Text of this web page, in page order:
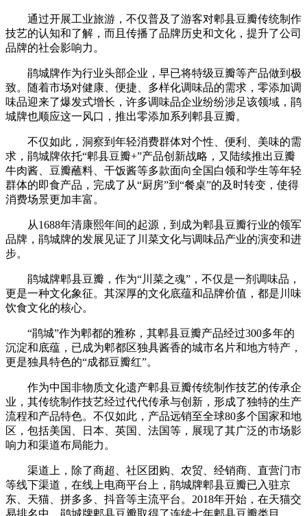
通过开展工业旅游，不仅普及了游客对郫县豆瓣传统制作
技艺的认知和了解，而且传播了品牌历史和文化，提升了公司
品牌的社会影响力。
鹃城牌作为行业头部企业，早已将特级豆瓣等产品做到极
致。随着市场对健康、便捷、多样化调味品的需求，零添加调
味品迎来了爆发式增长，许多调味品企业纷纷涉足该领域，鹃
城牌也顺应这一风口，推出零添加系列郫县豆瓣。
不仅如此，洞察到年轻消费群体对个性、便利、美味的需
求，鹃城牌依托“郫县豆瓣+”产品创新战略，又陆续推出豆瓣
牛肉酱、豆瓣蘸料、干饭酱等多款面向全国白领和学生等年轻
群体的即食产品，完成了从“厨房”到“餐桌”的及时转变，使得
消费场景更加丰富。
从1688年清康熙年间的起源，到成为郫县豆瓣行业的领军
品牌，鹃城牌的发展见证了川菜文化与调味品产业的演变和进
步。
鹃城牌郫县豆瓣，作为“川菜之魂”，不仅是一剂调味品，
更是一种文化象征。其深厚的文化底蕴和品牌价值，都是川味
饮食文化的核心。
“鹃城”作为郫都的雅称，其郫县豆瓣产品经过300多年的
沉淀和底蕴，已成为郫都区独具酱香的城市名片和地方特产，
更是独具特色的“成都豆瓣红”。
作为中国非物质文化遗产郫县豆瓣传统制作技艺的传承企
业，其传统制作技艺经过代代传承与创新，形成了独特的生产
流程和产品特色。不仅如此，产品远销至全球80多个国家和地
区，包括美国、日本、英国、法国等，展现了其广泛的市场影
响力和渠道布局能力。
渠道上，除了商超、社区团购、农贸、经销商、直营门市
等线下渠道，在线上电商平台上，鹃城牌郫县豆瓣已入驻京
东、天猫、拼多多、抖音等主流平台。2018年开始，在天猫交
易排名中，鹃城牌郫县豆瓣取得了连续七年郫县豆瓣类目